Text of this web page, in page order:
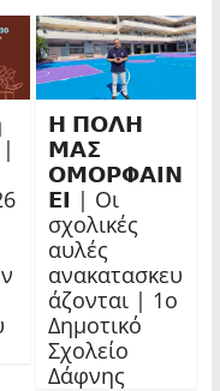
𝝜 𝝥𝝤𝝠𝝜
𝝡𝝖𝝨
𝝤𝝡𝝤𝝦𝝫𝝖𝝞𝝢
𝝚𝝞 | Οι
σχολικές
αυλές
ανακατασκευ
άζονται | 1ο
Δημοτικό
Σχολείο
Δάφνης